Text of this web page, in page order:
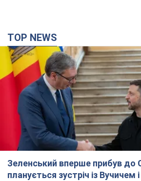
TOP NEWS
Зеленський вперше прибув до
планується зустріч із Вучичем